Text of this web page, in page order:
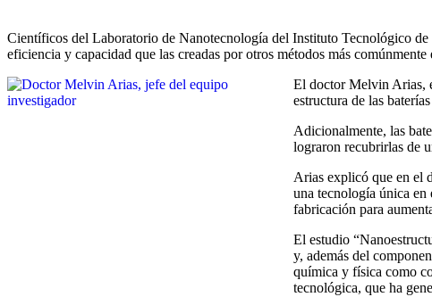
Científicos del Laboratorio de Nanotecnología del Instituto Tecnológico
eficiencia y capacidad que las creadas por otros métodos más
El doctor Melvin Arias,
estructura de las
Adicionalmente, las
lograron recubrirlas de
Arias explicó que en el
una tecnología única en
fabricación para
El estudio
y, además del
química y física como
tecnológica, que ha